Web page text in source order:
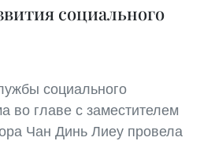
социального
социального
во главе с заместителем
Чан Динь Лиеу провела